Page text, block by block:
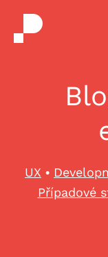
UX •
Případové